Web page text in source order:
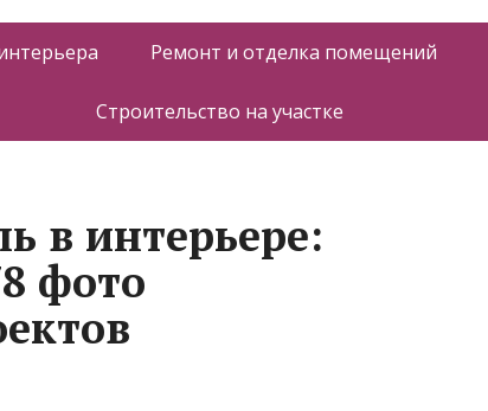
Ремонт и отделка помещений
Строительство на участке
в интерьере:
фото